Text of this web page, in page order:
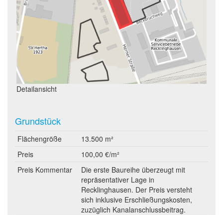
Detailansicht
Grundstück
Flächengröße
13.500 m²
Preis
100,00 €/m²
Preis Kommentar
Die erste Baureihe überzeugt mit
repräsentativer Lage in
Recklinghausen. Der Preis versteht
sich inklusive Erschließungskosten,
zuzüglich Kanalanschlussbeitrag.